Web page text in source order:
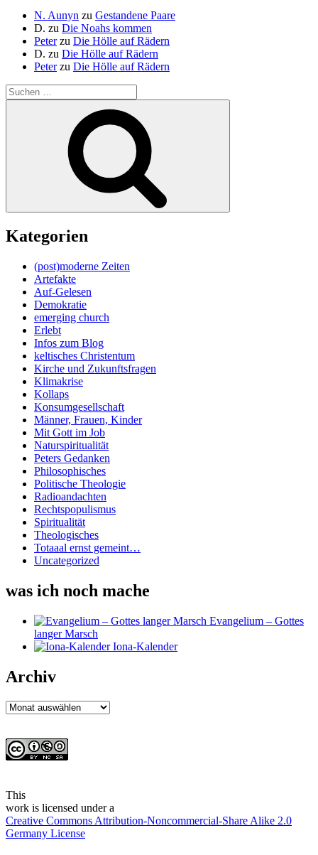
N. Aunyn zu Gestandene Paare
D. zu Die Noahs kommen
Peterzu Die Hölle auf Rädern
D. zu Die Hölle auf Rädern
Peterzu Die Hölle auf Rädern
Suche
nach:
Kategorien
(post)moderne Zeiten
Artefakte
Auf-Gelesen
Demokratie
emerging church
Erlebt
Infos zum Blog
keltisches Christentum
Kirche und Zukunftsfragen
Klimakrise
Kollaps
Konsumgesellschaft
Männer, Frauen, Kinder
Mit Gott im Job
Naturspiritualität
Peters Gedanken
Philosophisches
Politische Theologie
Radioandachten
Rechtspopulismus
Spiritualität
Theologisches
Totaaal ernst gemeint…
Uncategorized
was ich noch mache
Evangelium – Gottes
langer Marsch
Iona-Kalender
Archiv
Archiv
This
work is licensed under a
Creative Commons Attribution-Noncommercial-Share Alike 2.0
Germany License